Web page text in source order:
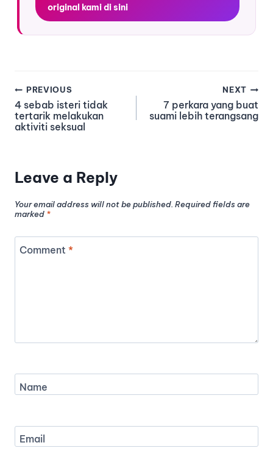
original kami di sini
PREVIOUS
4 sebab isteri tidak
tertarik melakukan
aktiviti seksual
NEXT
7 perkara yang buat
suami lebih terangsang
Leave a Reply
Your email address will not be published. Required fields are
marked *
Comment *
Name
Email